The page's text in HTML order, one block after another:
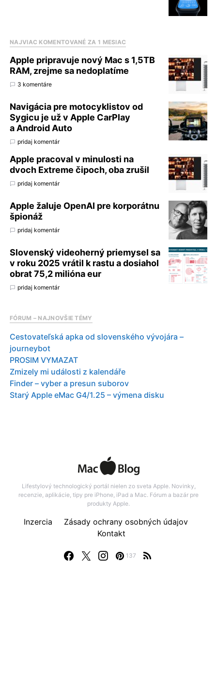
NAJVIAC KOMENTOVANÉ ZA 1 MESIAC
Apple pripravuje nový Mac s 1,5TB
RAM, zrejme sa nedoplatíme
3 komentáre
Navigácia pre motocyklistov od
Sygicu je už v Apple CarPlay
a Android Auto
pridaj komentár
Apple pracoval v minulosti na
dvoch Extreme čipoch, oba zrušil
pridaj komentár
Apple žaluje OpenAI pre korporátnu
špionáž
pridaj komentár
Slovenský videoherný priemysel sa
v roku 2025 vrátil k rastu a dosiahol
obrat 75,2 milióna eur
pridaj komentár
FÓRUM – NAJNOVŠIE TÉMY
Cestovateľská apka od slovenského vývojára –
journeybot
PROSIM VYMAZAT
Zmizely mi události z kalendáře
Finder – vyber a presun suborov
Starý Apple eMac G4/1.25 – výmena disku
Lifestylový technologický portál nielen zo sveta Apple. Novinky,
recenzie, aplikácie, tipy pre iPhone, iPad a Mac. Fórum a bazár pre
produkty Apple.
137
Inzercia
Zásady ochrany osobných údajov
Kontakt